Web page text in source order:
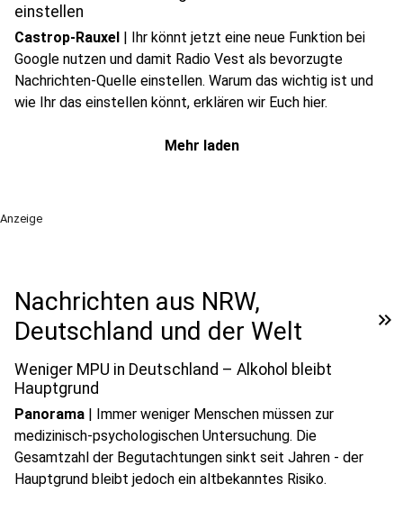
einstellen
Castrop-Rauxel | Ihr könnt jetzt eine neue Funktion bei
Google nutzen und damit Radio Vest als bevorzugte
Nachrichten-Quelle einstellen. Warum das wichtig ist und
wie Ihr das einstellen könnt, erklären wir Euch hier.
Mehr laden
Anzeige
Nachrichten aus NRW,
Deutschland und der Welt
keyboard_double_arrow_right
Weniger MPU in Deutschland – Alkohol bleibt
Hauptgrund
Panorama | Immer weniger Menschen müssen zur
medizinisch-psychologischen Untersuchung. Die
Gesamtzahl der Begutachtungen sinkt seit Jahren - der
Hauptgrund bleibt jedoch ein altbekanntes Risiko.